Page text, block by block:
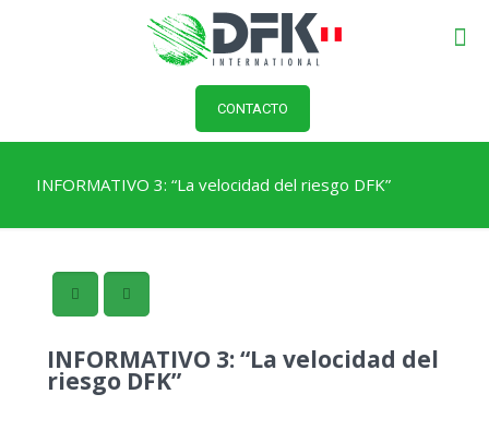
CONTACTO
INFORMATIVO 3: “La velocidad del riesgo DFK”
INFORMATIVO 3: “La velocidad del
riesgo DFK”